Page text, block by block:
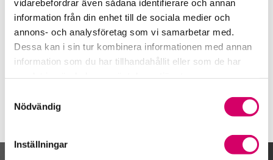
vidarebefordrar även sådana identifierare och annan
information från din enhet till de sociala medier och
annons- och analysföretag som vi samarbetar med.
Dessa kan i sin tur kombinera informationen med annan
information som du har tillhandahållit eller som de har
Nödvändig
Inställningar
Srf Auktoriserade konsulter
Susanne Areyuna
Auktoriserad Lönekonsult
Järfälla